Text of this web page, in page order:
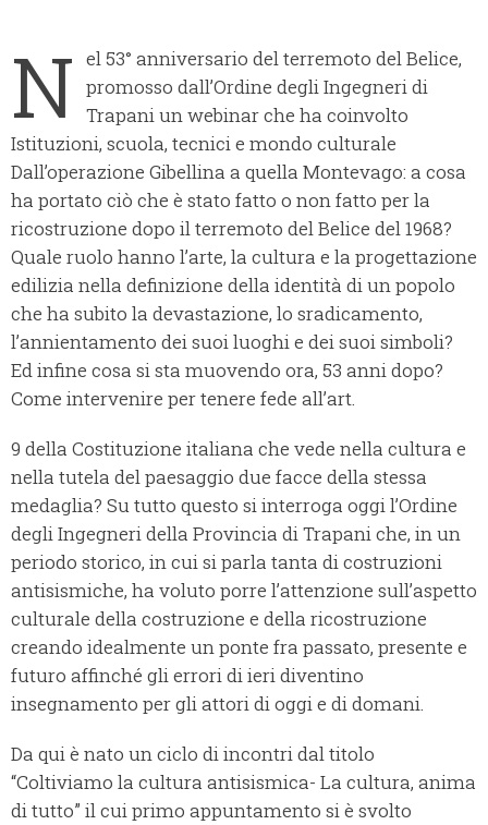
N el 53° anniversario del terremoto del Belice,
promosso dall’Ordine degli Ingegneri di
Trapani un webinar che ha coinvolto
Istituzioni, scuola, tecnici e mondo culturale
Dall’operazione Gibellina a quella Montevago: a cosa
ha portato ciò che è stato fatto o non fatto per la
ricostruzione dopo il terremoto del Belice del 1968?
Quale ruolo hanno l’arte, la cultura e la progettazione
edilizia nella definizione della identità di un popolo
che ha subito la devastazione, lo sradicamento,
l’annientamento dei suoi luoghi e dei suoi simboli?
Ed infine cosa si sta muovendo ora, 53 anni dopo?
Come intervenire per tenere fede all’art.
9 della Costituzione italiana che vede nella cultura e
nella tutela del paesaggio due facce della stessa
medaglia? Su tutto questo si interroga oggi l’Ordine
degli Ingegneri della Provincia di Trapani che, in un
periodo storico, in cui si parla tanta di costruzioni
antisismiche, ha voluto porre l’attenzione sull’aspetto
culturale della costruzione e della ricostruzione
creando idealmente un ponte fra passato, presente e
futuro affinché gli errori di ieri diventino
insegnamento per gli attori di oggi e di domani.
Da qui è nato un ciclo di incontri dal titolo
“Coltiviamo la cultura antisismica- La cultura, anima
di tutto” il cui primo appuntamento si è svolto